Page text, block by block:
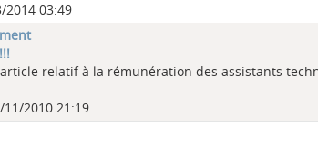
2014 03:49
relatif à la rémunération des assistants
11/2010 21:19